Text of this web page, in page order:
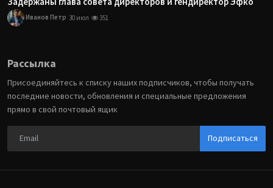
Иванов Петр 30 июл 351
Рассылка
Присоединяйтесь к списку наших подписчиков, чтобы получать
последние новости, обновления и специальные предложения
прямо в свой почтовый ящик
Подписаться